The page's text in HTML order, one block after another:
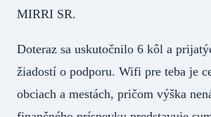
MIRRI SR.
Doteraz sa uskutočnilo 6 kôl a
žiadostí o podporu. Wifi pre teba je
obciach a mestách, pričom výška